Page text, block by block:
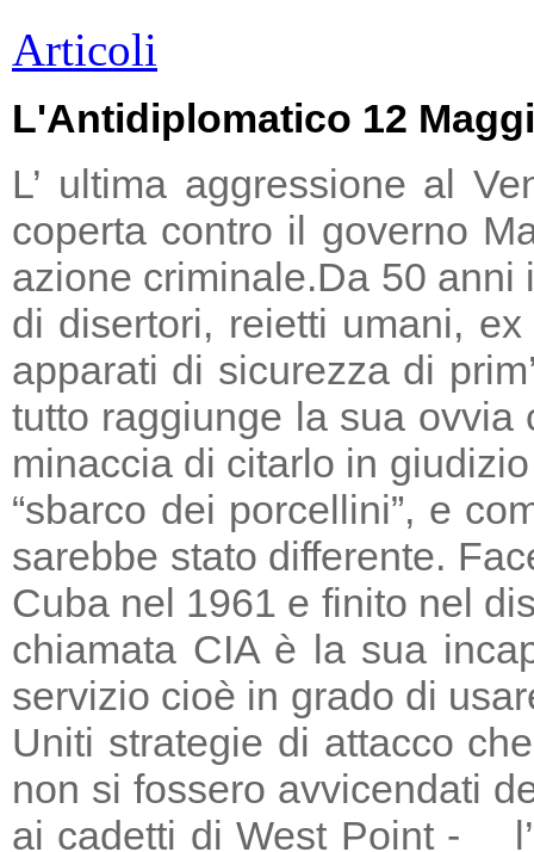
Articoli
L'Antidiplomatico 12
L’ ultima aggressione al
coperta contro il governo
azione criminale.Da 50 anni
di disertori, reietti umani,
apparati di sicurezza di
tutto raggiunge la sua
minaccia di citarlo in
“sbarco dei porcellini”, e
sarebbe stato differente.
Cuba nel 1961 e finito nel
chiamata CIA è la sua
servizio cioè in grado di
Uniti strategie di attacco
non si fossero avvicendati
ai cadetti di West Point - l’